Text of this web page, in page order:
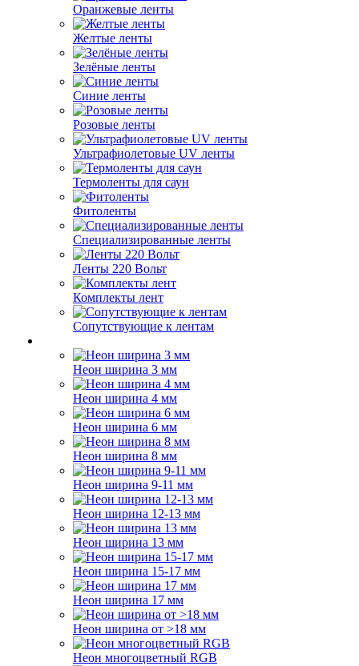
Оранжевые ленты
Желтые ленты
Зелёные ленты
Синие ленты
Розовые ленты
Ультрафиолетовые UV ленты
Термоленты для саун
Фитоленты
Специализированные ленты
Ленты 220 Вольт
Комплекты лент
Сопутствующие к лентам
Неон ширина 3 мм
Неон ширина 4 мм
Неон ширина 6 мм
Неон ширина 8 мм
Неон ширина 9-11 мм
Неон ширина 12-13 мм
Неон ширина 13 мм
Неон ширина 15-17 мм
Неон ширина 17 мм
Неон ширина от >18 мм
Неон многоцветный RGB